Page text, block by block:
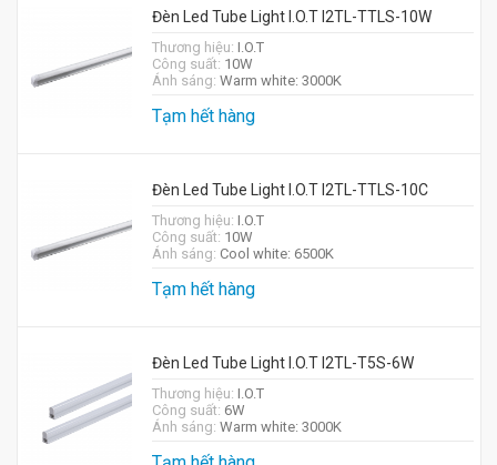
Đèn Led Tube Light I.O.T I2TL-TTLS-10W
Thương hiệu: I.O.T
Công suất: 10W
Ánh sáng: Warm white: 3000K
Tạm hết hàng
Đèn Led Tube Light I.O.T I2TL-TTLS-10C
Thương hiệu: I.O.T
Công suất: 10W
Ánh sáng: Cool white: 6500K
Tạm hết hàng
Đèn Led Tube Light I.O.T I2TL-T5S-6W
Thương hiệu: I.O.T
Công suất: 6W
Ánh sáng: Warm white: 3000K